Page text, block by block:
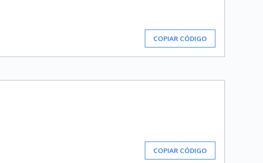
COPIAR CÓDIGO
COPIAR CÓDIGO